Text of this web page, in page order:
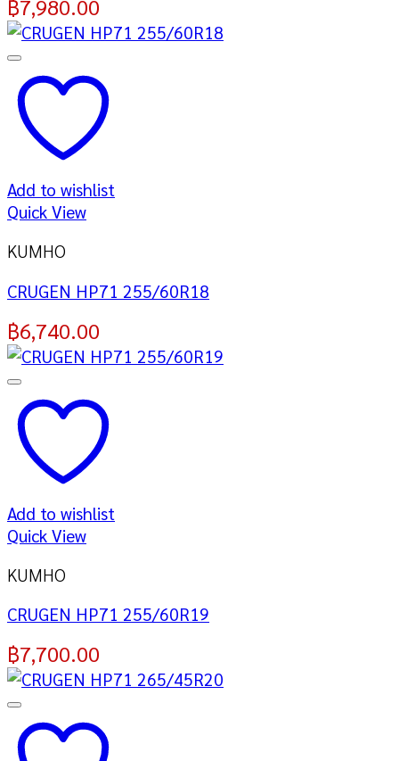
฿7,980.00
Add to wishlist
Quick View
KUMHO
CRUGEN HP71 255/60R18
฿6,740.00
Add to wishlist
Quick View
KUMHO
CRUGEN HP71 255/60R19
฿7,700.00